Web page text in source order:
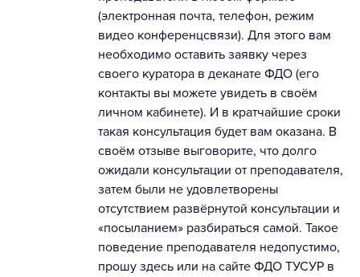
(электронная почта, телефон, режим
видео конференцсвязи). Для этого вам
необходимо оставить заявку через
своего куратора в деканате ФДО (его
контакты вы можете увидеть в своём
личном кабинете). И в кратчайшие сроки
такая консультация будет вам оказана. В
своём отзыве выговорите, что долго
ожидали консультации от преподавателя,
затем были не удовлетворены
отсутствием развёрнутой консультации и
«посыланием» разбираться самой. Такое
поведение преподавателя недопустимо,
прошу здесь или на сайте ФДО ТУСУР в